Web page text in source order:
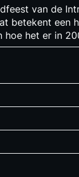
van de
betekent een
hoe het er in